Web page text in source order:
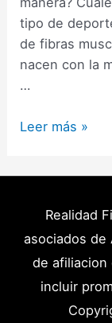
tipo de
de fibras
nacen con la
…
Tipos
y
Entrenamiento
Leer más »
Realidad
asociados de
de afiliacion
incluir